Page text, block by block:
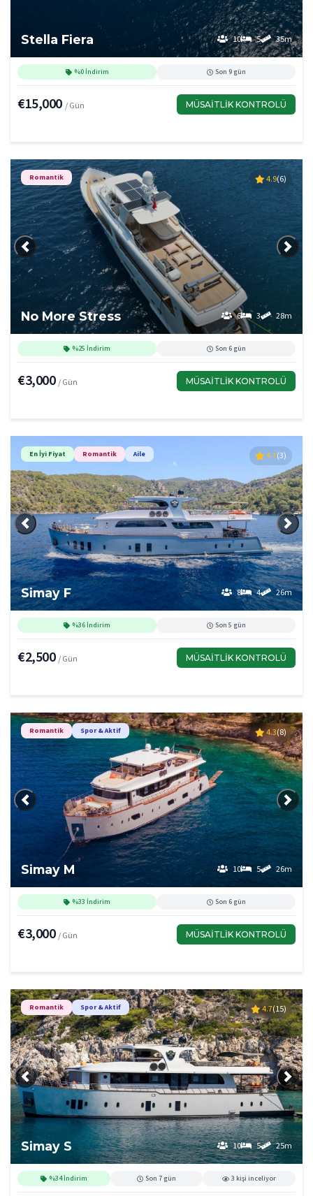
Stella Fiera 10 5 35m
%0 İndirim Son 9 gün
€15,000 / Gün MÜSAITLIK KONTROLÜ
Önceki
Romantik
No More Stress 6 3 28m
4.9(6)
%25 İndirim Son 6 gün
€3,000 / Gün MÜSAITLIK KONTROLÜ
Önceki
En İyi Fiyat Romantik Aile
Simay F 8 4 26m
4.7(3)
%36 İndirim Son 5 gün
€2,500 / Gün MÜSAITLIK KONTROLÜ
Önceki
Romantik Spor & Aktif
Simay M 10 5 26m
4.3(8)
%33 İndirim Son 6 gün
€3,000 / Gün MÜSAITLIK KONTROLÜ
Önceki
Romantik Spor & Aktif
Simay S 10 5 25m
4.7(15)
%34 İndirim Son 7 gün 3 kişi inceliyor